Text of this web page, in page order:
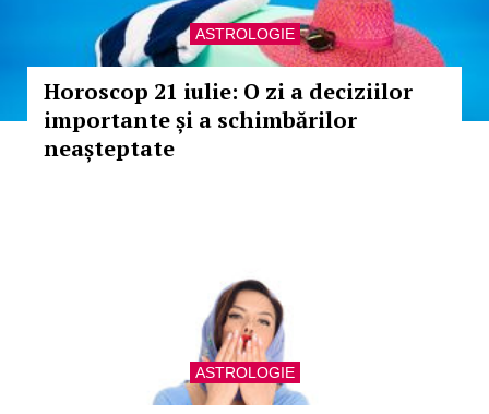
ASTROLOGIE
Horoscop 21 iulie: O zi a deciziilor
importante și a schimbărilor
neașteptate
ASTROLOGIE